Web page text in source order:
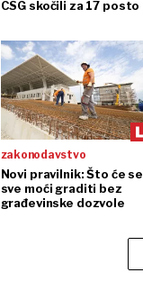
CSG skočili za 17 posto
zakonodavstvo
Novi pravilnik: Što će se
sve moći graditi bez
građevinske dozvole